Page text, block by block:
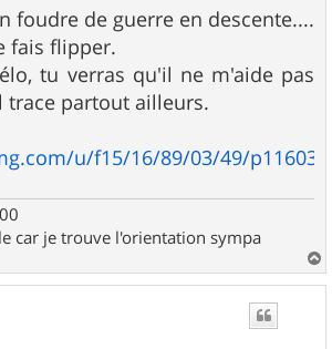
foudre de guerre en descente....
fais flipper.
tu verras qu'il ne m'aide pas
trace partout ailleurs.
u/f15/16/89/03/49/
car je trouve l'orientation sympa
a